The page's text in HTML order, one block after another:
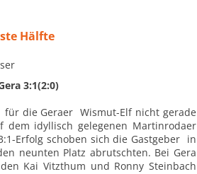
Hälfte
3:1(2:0)
die Geraer Wismut-Elf nicht gerade
dem idyllisch gelegenen Martinrodaer
Erfolg schoben sich die Gastgeber in
neunten Platz abrutschten. Bei Gera
Kai Vitzthum und Ronny Steinbach